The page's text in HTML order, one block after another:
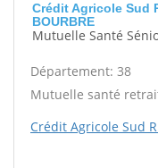
Crédit Agricole Sud
BOURBRE
Mutuelle Santé
Département: 38
Mutuelle santé
Crédit Agricole Sud